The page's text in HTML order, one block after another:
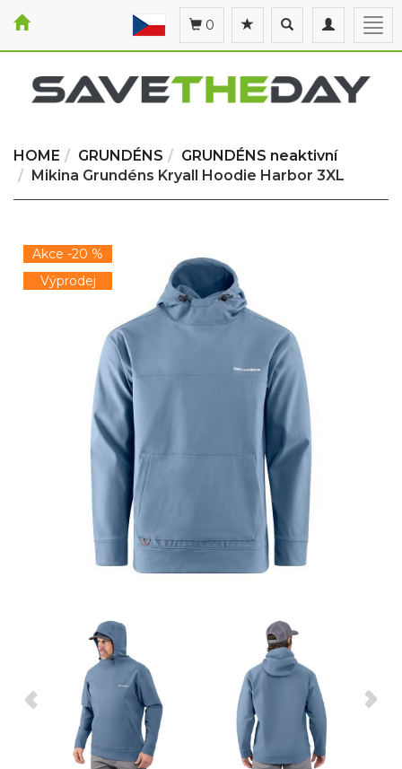
Toggle
navigation
Toggle
search
0
HOME GRUNDÉNS
GRUNDÉNS neaktivní
Mikina Grundéns Kryall Hoodie Harbor 3XL
Akce -20 %
Výprodej